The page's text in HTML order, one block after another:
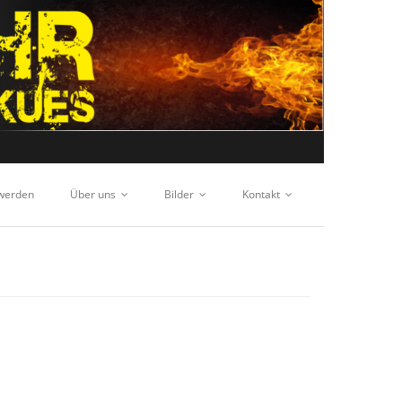
Über uns Bilder Kontakt